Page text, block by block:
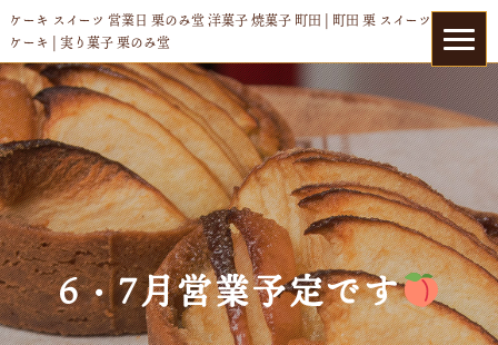
ケーキ スイーツ 営業日 栗のみ堂 洋菓子 焼菓子 町田 | 町田 栗 スイーツ
ケーキ | 実り菓子 栗のみ堂
6・7月営業予定です